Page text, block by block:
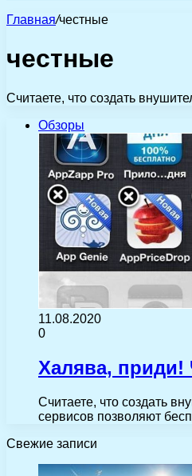
Главная/честные
честные
Считаете, что создать
Обзоры
11.08.2020
0
Халява, приди!
Считаете, что создать
сервисов позволяют
Свежие записи